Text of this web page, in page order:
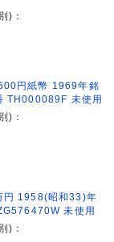
)：
円紙幣 1969年銘
TH000089F 未使用
)：
円 1958(昭和33)年
未使用
)：